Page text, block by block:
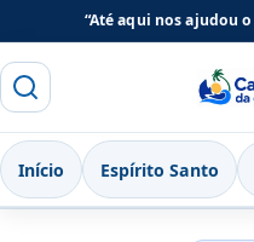
“Até aqui nos ajudou
Buscar
Menu
Início Espírito Santo